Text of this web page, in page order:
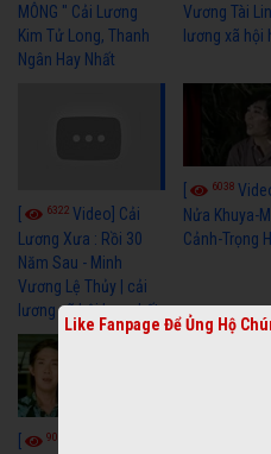
MÔNG " Cải Lương
Kim Tử Long, Thanh
Ngân Hay Nhất
Vương Tài
lương xã hội
6322 Video] Cải
Lương Xưa : Rồi 30
Năm Sau - Minh
Vương Lệ Thủy | cải
lương xã hội hay nhất
6038
Nửa Khuya-
Cảnh-Trọng
9056
Like Fanpage Để Ủng Hộ